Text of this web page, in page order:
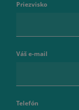
Priezvisko
Váš e-mail
Telefón